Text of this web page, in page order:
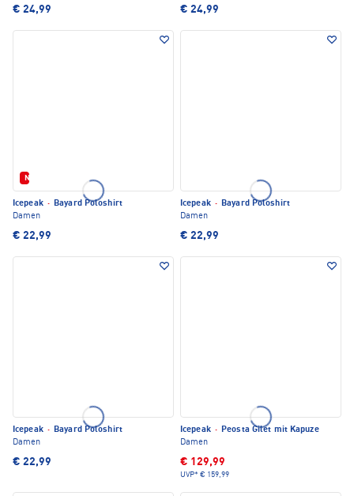
€ 24,99 € 24,99
Neu
Icepeak · Bayard Poloshirt
Damen
€ 22,99
Icepeak · Bayard Poloshirt
Damen
€ 22,99
Icepeak · Bayard Poloshirt
Damen
€ 22,99
Icepeak · Peosta Gilet mit Kapuze
Damen
€ 129,99
UVP* € 159,99